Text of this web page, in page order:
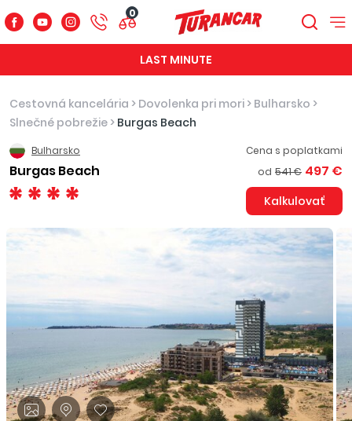
0
LAST MINUTE
Cestovná kancelária > Dovolenka pri mori > Bulharsko >
Slnečné pobrežie > Burgas Beach
Bulharsko
Burgas Beach
Cena s poplatkami
od 541 € 497 €
Kalkulovať